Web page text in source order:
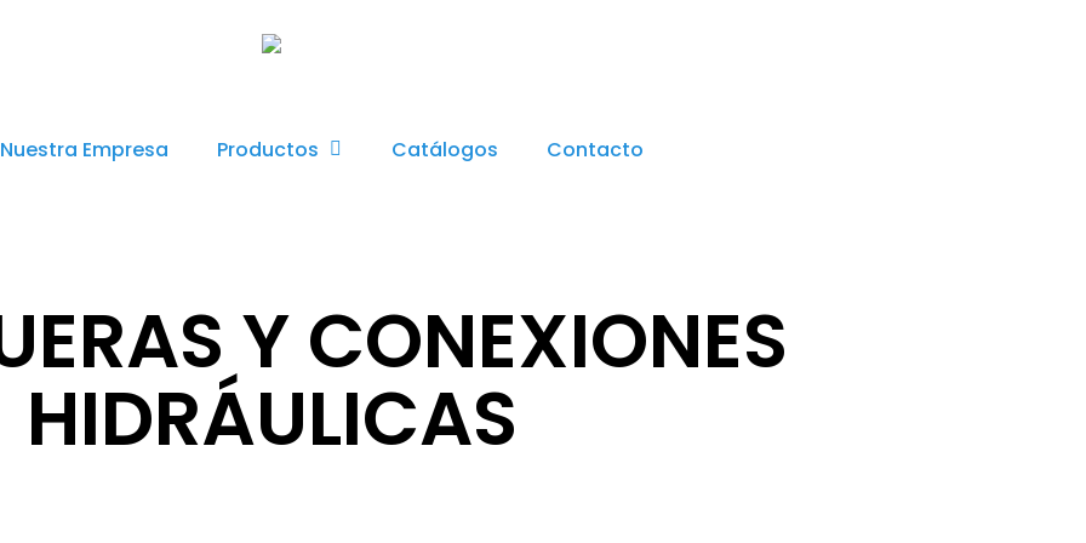
Nuestra Empresa Productos Catálogos Contacto
Y CONEXIONES
HIDRÁULICAS